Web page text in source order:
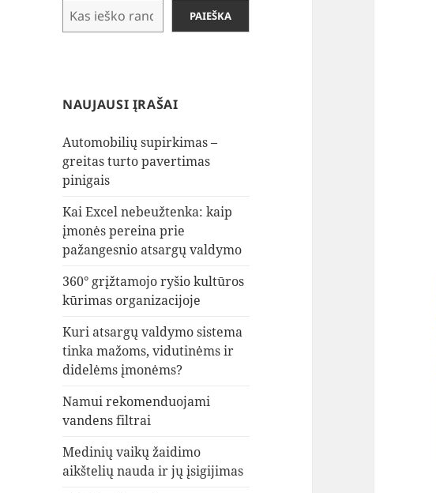
PAIEŠKA
NAUJAUSI ĮRAŠAI
Automobilių supirkimas –
greitas turto pavertimas
pinigais
Kai Excel nebeužtenka: kaip
įmonės pereina prie
pažangesnio atsargų valdymo
360° grįžtamojo ryšio kultūros
kūrimas organizacijoje
Kuri atsargų valdymo sistema
tinka mažoms, vidutinėms ir
didelėms įmonėms?
Namui rekomenduojami
vandens filtrai
Medinių vaikų žaidimo
aikštelių nauda ir jų įsigijimas